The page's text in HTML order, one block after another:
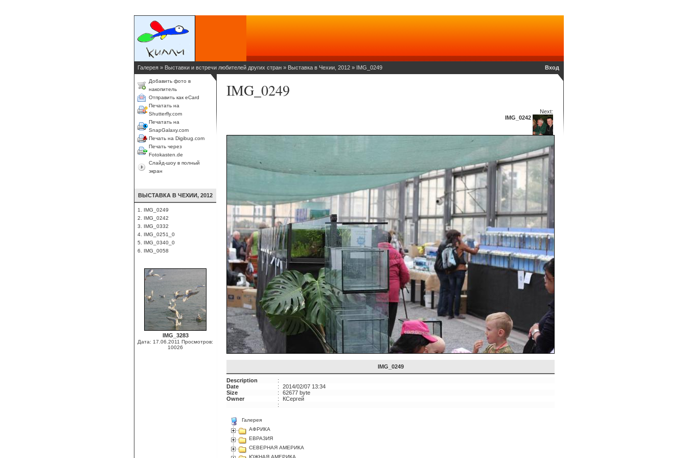
Вход
Галерея » Выставки и встречи любителей других стран » Выставка в Чехии, 2012 » IMG_0249
Добавить фото в
накопитель
Отправить как eCard
Печатать на
Shutterfly.com
Печатать на
SnapGalaxy.com
Печать на Digibug.com
Печать через
Fotokasten.de
Слайд-шоу в полный
экран
ВЫСТАВКА В ЧЕХИИ, 2012
1. IMG_0249
2. IMG_0242
3. IMG_0332
4. IMG_0251_0
5. IMG_0340_0
6. IMG_0058
IMG_3283
Дата: 17.06.2011 Просмотров:
10026
IMG_0249
Next:
IMG_0242
IMG_0249
Description
:
Date
:
2014/02/07 13:34
Size
:
62677 byte
Owner
:
КСергей
:
Галерея
АФРИКА
ЕВРАЗИЯ
СЕВЕРНАЯ АМЕРИКА
ЮЖНАЯ АМЕРИКА